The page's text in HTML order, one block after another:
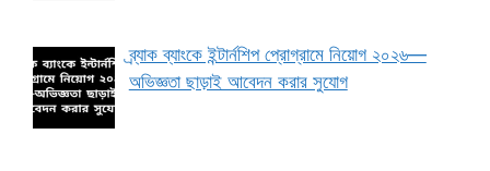
ব্র্যাক ব্যাংকে ইন্টার্নশিপ প্রোগ্রামে নিয়োগ ২০২৬—
অভিজ্ঞতা ছাড়াই আবেদন করার সুযোগ